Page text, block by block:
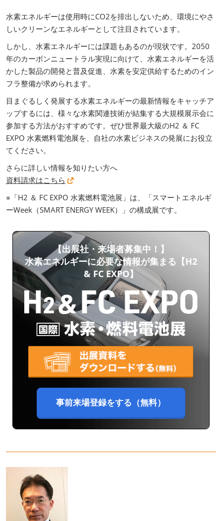
水素エネルギーは使用時にCO2を排出しないため、環境にやさ
しいクリーンなエネルギーとして注目されています。
しかし、水素エネルギーには課題もあるのが現状です。2050
年のカーボンニュートラル実現に向けて、水素エネルギーを活
かした製品の開発と普及促進、水素を安定供給するためのイン
フラ整備が求められます。
目まぐるしく発展する水素エネルギーの最新情報をキャッチア
ップするには、様々な水素関連技術が結集する大規模展示会に
参加する方法がおすすめです。ぜひ世界最大級のH2 ＆ FC
EXPO 水素燃料電池展を、自社の水素ビジネスの発展にお役立
てください。
さらに詳しい情報を知りたい方へ
資料請求はこちら
※「H2 ＆ FC EXPO 水素燃料電池展」は、「スマートエネルギ
ーWeek（SMART ENERGY WEEK）」の構成展です。
【出展社・来場者募集中！】
水素エネルギーに必要な情報が集まる【H2
& FC EXPO】
事前来場登録をする（無料）